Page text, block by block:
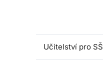
Učitelství pro SŠ